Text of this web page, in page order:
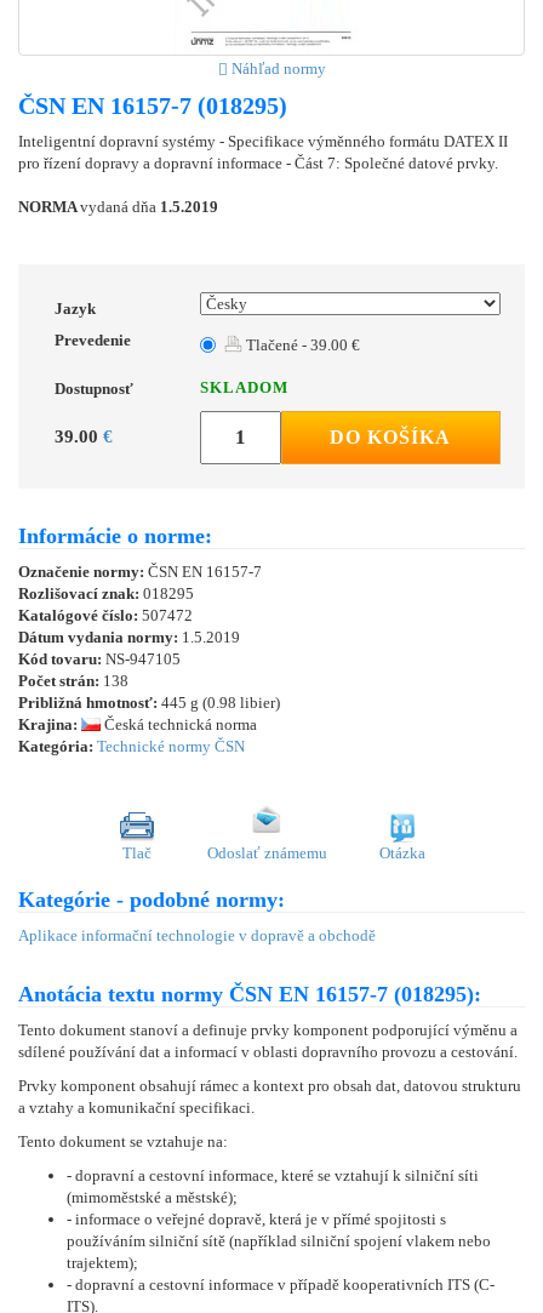
Náhľad normy
ČSN EN 16157-7 (018295)
Inteligentní dopravní systémy - Specifikace výměnného formátu DATEX II
pro řízení dopravy a dopravní informace - Část 7: Společné datové prvky.
NORMAvydaná dňa 1.5.2019
Jazyk
Prevedenie
Tlačené - 39.00 €
Dostupnosť SKLADOM
39.00 € DO KOŠÍKA
Informácie o norme:
Označenie normy: ČSN EN 16157-7
Rozlišovací znak: 018295
Katalógové číslo: 507472
Dátum vydania normy: 1.5.2019
Kód tovaru: NS-947105
Počet strán: 138
Približná hmotnosť: 445 g (0.98 libier)
Krajina:
Česká technická norma
Kategória: Technické normy ČSN
Tlač Odoslať známemu Otázka
Kategórie - podobné normy:
Aplikace informační technologie v dopravě a obchodě
Anotácia textu normy ČSN EN 16157-7 (018295):
Tento dokument stanoví a definuje prvky komponent podporující výměnu a
sdílené používání dat a informací v oblasti dopravního provozu a cestování.
Prvky komponent obsahují rámec a kontext pro obsah dat, datovou strukturu
a vztahy a komunikační specifikaci.
Tento dokument se vztahuje na:
- dopravní a cestovní informace, které se vztahují k silniční síti
(mimoměstské a městské);
- informace o veřejné dopravě, která je v přímé spojitosti s
používáním silniční sítě (například silniční spojení vlakem nebo
trajektem);
- dopravní a cestovní informace v případě kooperativních ITS (C-
ITS).